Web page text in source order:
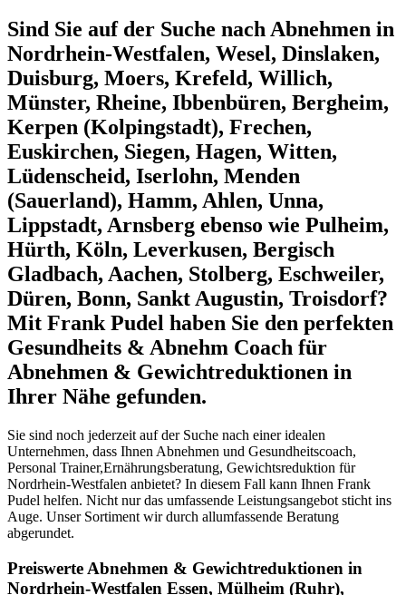
Sind Sie auf der Suche nach Abnehmen in
Nordrhein-Westfalen, Wesel, Dinslaken,
Duisburg, Moers, Krefeld, Willich,
Münster, Rheine, Ibbenbüren, Bergheim,
Kerpen (Kolpingstadt), Frechen,
Euskirchen, Siegen, Hagen, Witten,
Lüdenscheid, Iserlohn, Menden
(Sauerland), Hamm, Ahlen, Unna,
Lippstadt, Arnsberg ebenso wie Pulheim,
Hürth, Köln, Leverkusen, Bergisch
Gladbach, Aachen, Stolberg, Eschweiler,
Düren, Bonn, Sankt Augustin, Troisdorf?
Mit Frank Pudel haben Sie den perfekten
Gesundheits & Abnehm Coach für
Abnehmen & Gewichtreduktionen in
Ihrer Nähe gefunden.
Sie sind noch jederzeit auf der Suche nach einer idealen
Unternehmen, dass Ihnen Abnehmen und Gesundheitscoach,
Personal Trainer,Ernährungsberatung, Gewichtsreduktion für
Nordrhein-Westfalen anbietet? In diesem Fall kann Ihnen Frank
Pudel helfen. Nicht nur das umfassende Leistungsangebot sticht ins
Auge. Unser Sortiment wir durch allumfassende Beratung
abgerundet.
Preiswerte Abnehmen & Gewichtreduktionen in
Nordrhein-Westfalen Essen, Mülheim (Ruhr),